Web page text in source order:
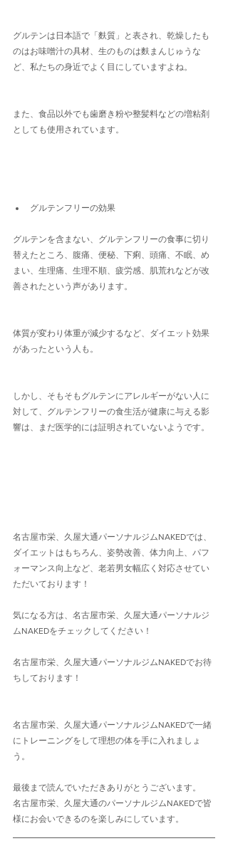
グルテンは日本語で「麩質」と表され、乾燥したも
のはお味噌汁の具材、生のものは麩まんじゅうな
ど、私たちの身近でよく目にしていますよね。
また、食品以外でも歯磨き粉や整髪料などの増粘剤
としても使用されています。
グルテンフリーの効果
グルテンを含まない、グルテンフリーの食事に切り
替えたところ、腹痛、便秘、下痢、頭痛、不眠、め
まい、生理痛、生理不順、疲労感、肌荒れなどが改
善されたという声があります。
体質が変わり体重が減少するなど、ダイエット効果
があったという人も。
しかし、そもそもグルテンにアレルギーがない人に
対して、グルテンフリーの食生活が健康に与える影
響は、まだ医学的には証明されていないようです。
名古屋市栄、久屋大通パーソナルジムNAKEDでは、
ダイエットはもちろん、姿勢改善、体力向上、パフ
ォーマンス向上など、老若男女幅広く対応させてい
ただいております！
気になる方は、名古屋市栄、久屋大通パーソナルジ
ムNAKEDをチェックしてください！
名古屋市栄、久屋大通パーソナルジムNAKEDでお待
ちしております！
名古屋市栄、久屋大通パーソナルジムNAKEDで一緒
にトレーニングをして理想の体を手に入れましょ
う。
最後まで読んでいただきありがとうございます。
名古屋市栄、久屋大通のパーソナルジムNAKEDで皆
様にお会いできるのを楽しみにしています。